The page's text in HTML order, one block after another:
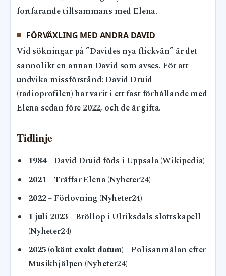
fortfarande tillsammans med Elena.
FÖRVÄXLING MED ANDRA DAVID
Vid sökningar på ”Davides nya flickvän” är det
sannolikt en annan David som avses. För att
undvika missförstånd: David Druid
(radioprofilen) har varit i ett fast förhållande med
Elena sedan före 2022, och de är gifta.
Tidlinje
1984– David Druid föds i Uppsala (Wikipedia)
2021– Träffar Elena (Nyheter24)
2022– Förlovning (Nyheter24)
1 juli 2023– Bröllop i Ulriksdals slottskapell
(Nyheter24)
2025 (okänt exakt datum) – Polisanmälan efter
Musikhjälpen (Nyheter24)